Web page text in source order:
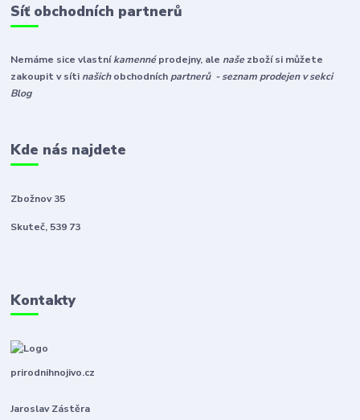
Síť obchodních partnerů
Nemáme sice vlastníkamennéprodejny, ale naše zboží si můžete
zakoupit v síti našichobchodníchpartnerů - seznam prodejen v sekci
Blog
Kde nás najdete
Zbožnov 35
Skuteč, 539 73
Kontakty
prirodnihnojivo.cz
Jaroslav Zástěra